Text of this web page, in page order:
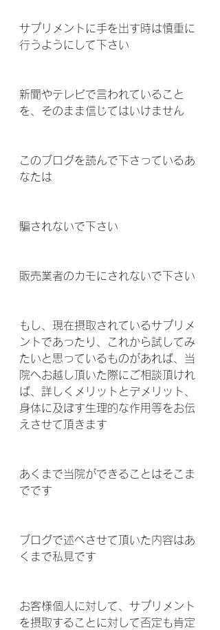
サプリメントに手を出す時は慎重に
行うようにして下さい
新聞やテレビで言われていること
を、そのまま信じてはいけません
このブログを読んで下さっているあ
なたは
騙されないで下さい
販売業者のカモにされないで下さい
もし、現在摂取されているサプリメ
ントであったり、これから試してみ
たいと思っているものがあれば、当
院へお越し頂いた際にご相談頂けれ
ば、詳しくメリットとデメリット、
身体に及ぼす生理的な作用等をお伝
えさせて頂きます
あくまで当院ができることはそこま
でです
ブログで述べさせて頂いた内容はあ
くまで私見です
お客様個人に対して、サプリメント
を摂取することに対して否定も肯定